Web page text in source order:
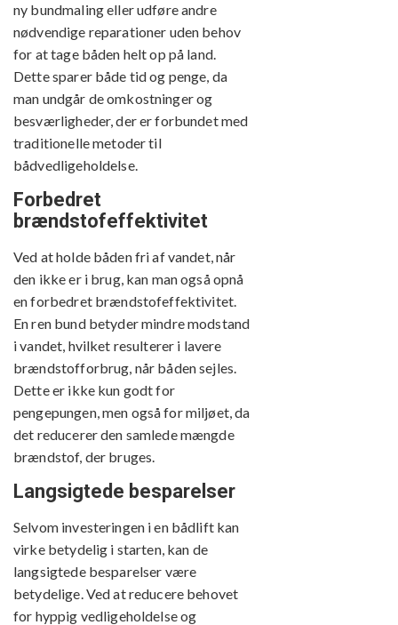
ny bundmaling eller udføre andre
nødvendige reparationer uden behov
for at tage båden helt op på land.
Dette sparer både tid og penge, da
man undgår de omkostninger og
besværligheder, der er forbundet med
traditionelle metoder til
bådvedligeholdelse.
Forbedret
brændstofeffektivitet
Ved at holde båden fri af vandet, når
den ikke er i brug, kan man også opnå
en forbedret brændstofeffektivitet.
En ren bund betyder mindre modstand
i vandet, hvilket resulterer i lavere
brændstofforbrug, når båden sejles.
Dette er ikke kun godt for
pengepungen, men også for miljøet, da
det reducerer den samlede mængde
brændstof, der bruges.
Langsigtede besparelser
Selvom investeringen i en bådlift kan
virke betydelig i starten, kan de
langsigtede besparelser være
betydelige. Ved at reducere behovet
for hyppig vedligeholdelse og